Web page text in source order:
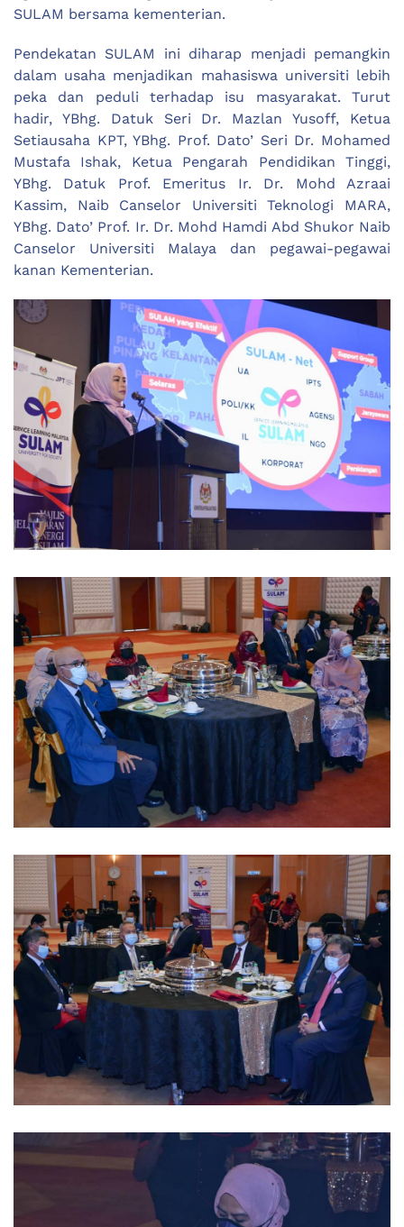
SULAM bersama kementerian.
Pendekatan SULAM ini diharap menjadi pemangkin
dalam usaha menjadikan mahasiswa universiti lebih
peka dan peduli terhadap isu masyarakat. Turut
hadir, YBhg. Datuk Seri Dr. Mazlan Yusoff, Ketua
Setiausaha KPT, YBhg. Prof. Dato’ Seri Dr. Mohamed
Mustafa Ishak, Ketua Pengarah Pendidikan Tinggi,
YBhg. Datuk Prof. Emeritus Ir. Dr. Mohd Azraai
Kassim, Naib Canselor Universiti Teknologi MARA,
YBhg. Dato’ Prof. Ir. Dr. Mohd Hamdi Abd Shukor Naib
Canselor Universiti Malaya dan pegawai-pegawai
kanan Kementerian.